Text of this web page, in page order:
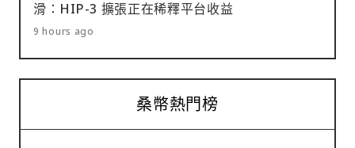
滑：HIP-3 擴張正在稀釋平台收益
9 hours ago
桑幣熱門榜